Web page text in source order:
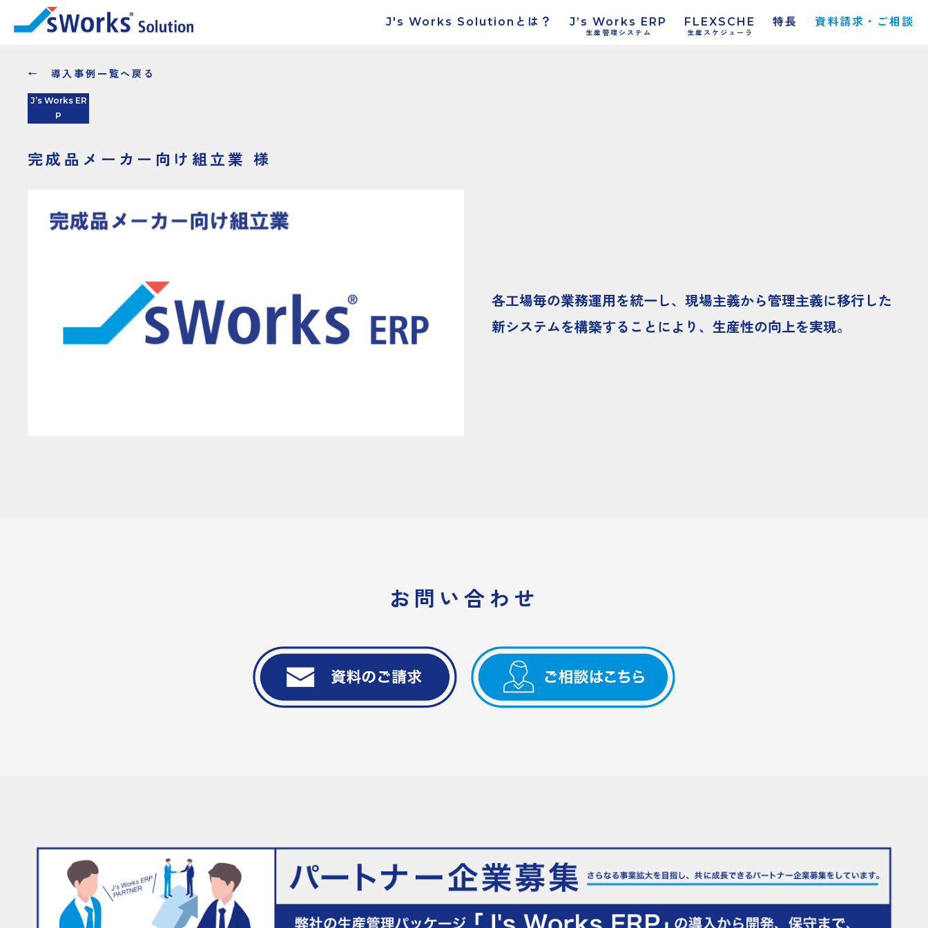
J's Works Solutionとは？ J’s Works ERP
生産管理システム
FLEXSCHE
生産スケジューラ
特長 資料請求・ご相談
J's Works Solutionとは？
特長
← 導入事例一覧へ戻る
J’s Works ER
P
完成品メーカー向け組立業 様
各工場毎の業務運用を統一し、現場主義から管理主義に移行した
新システムを構築することにより、生産性の向上を実現。
お問い合わせ